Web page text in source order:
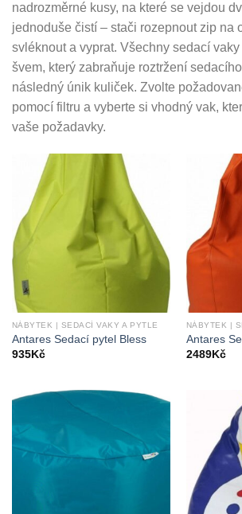
nadrozměrné kusy, na které se vejdou
jednoduše čistí – stači rozepnout zip na
svléknout a vyprat. Všechny sedací
švem, který zabraňuje roztržení
následný únik kuliček. Zvolte
pomocí filtru a vyberte si vhodný vak,
vaše požadavky.
NÁBYTEK | SEDACÍ VAKY A PYTLE
Antares Sedací pytel Bless
935Kč
NÁBYTEK |
Antares
2489Kč